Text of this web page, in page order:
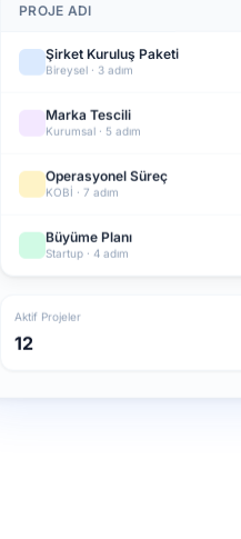
PROJE ADI
Şirket Kuruluş Paketi
Bireysel · 3 adım
Marka Tescili
Kurumsal · 5 adım
Operasyonel Süreç
KOBİ · 7 adım
Büyüme Planı
Startup · 4 adım
Aktif Projeler
12